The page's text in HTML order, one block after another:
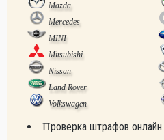
Mazda
Mercedes
MINI
Mitsubishi
Nissan
Land Rover
Volkswagen
Проверка штрафов онлайн.